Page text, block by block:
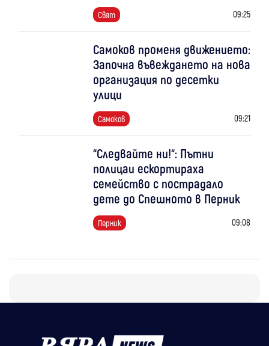
Свят 09:25
Самоков променя движението:
Започна въвеждането на нова
организация по десетки
улици
Самоков 09:21
“Следвайте ни!“: Пътни
полицаи ескортираха
семейство с пострадало
дете до Спешното в Перник
Перник 09:08